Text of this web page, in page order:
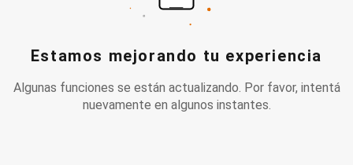
Estamos mejorando tu experiencia
Algunas funciones se están actualizando. Por favor, intentá
nuevamente en algunos instantes.